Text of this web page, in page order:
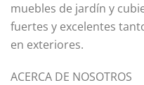
muebles de jardín y
fuertes y excelentes
en exteriores.
ACERCA DE NOSOTROS